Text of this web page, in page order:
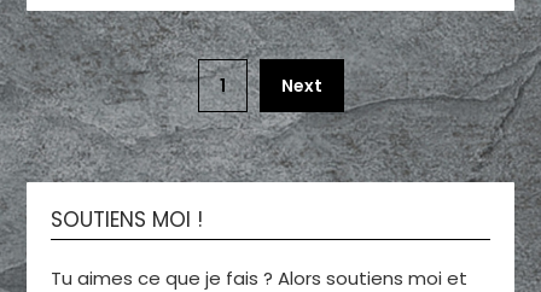
1 Next
SOUTIENS MOI !
Tu aimes ce que je fais ? Alors soutiens moi et